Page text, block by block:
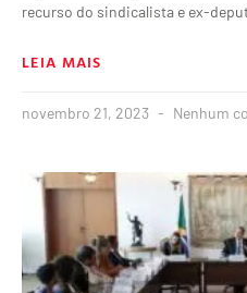
recurso do sindicalista e ex-
LEIA MAIS
novembro 21, 2023 Nenhum